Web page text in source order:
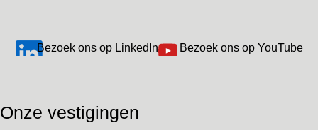
Bezoek ons op LinkedIn Bezoek ons op YouTube
Onze vestigingen